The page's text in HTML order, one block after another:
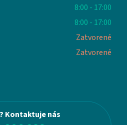
8:00 - 17:00
8:00 - 17:00
Zatvorené
Zatvorené
Kontaktuje nás